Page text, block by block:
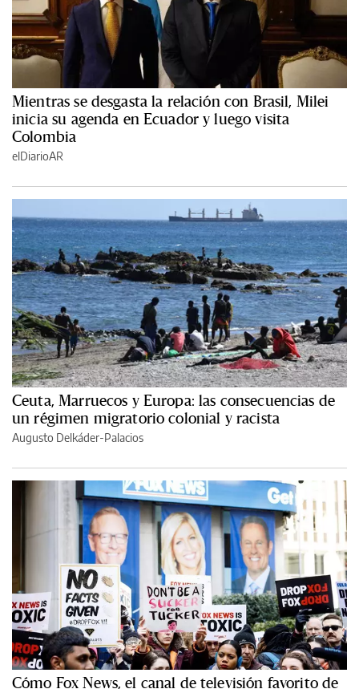
Mientras se desgasta la relación con Brasil, Milei
inicia su agenda en Ecuador y luego visita
Colombia
elDiarioAR
Ceuta, Marruecos y Europa: las consecuencias de
un régimen migratorio colonial y racista
Augusto Delkáder-Palacios
Cómo Fox News, el canal de televisión favorito de